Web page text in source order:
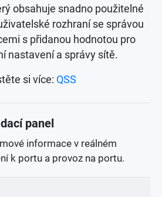
obsahuje snadno použitelné
rozhraní se správou
s přidanou hodnotou pro
nastavení a správy sítě.
si více: QSS
panel
informace v reálném
k portu a provoz na portu.